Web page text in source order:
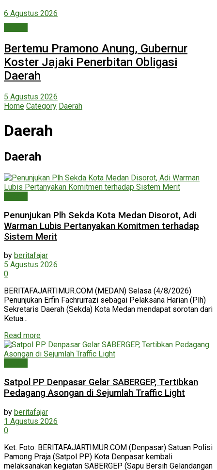
6 Agustus 2026
Bertemu Pramono Anung, Gubernur
Koster Jajaki Penerbitan Obligasi
Daerah
5 Agustus 2026
Home Category Daerah
Daerah
Daerah
Penunjukan Plh Sekda Kota Medan Disorot, Adi
Warman Lubis Pertanyakan Komitmen terhadap
Sistem Merit
by beritafajar
5 Agustus 2026
0
BERITAFAJARTIMUR.COM (MEDAN) Selasa (4/8/2026)
Penunjukan Erfin Fachrurrazi sebagai Pelaksana Harian (Plh)
Sekretaris Daerah (Sekda) Kota Medan mendapat sorotan dari
Ketua...
Read more
Satpol PP Denpasar Gelar SABERGEP, Tertibkan
Pedagang Asongan di Sejumlah Traffic Light
by beritafajar
1 Agustus 2026
0
Ket. Foto: BERITAFAJARTIMUR.COM (Denpasar) Satuan Polisi
Pamong Praja (Satpol PP) Kota Denpasar kembali
melaksanakan kegiatan SABERGEP (Sapu Bersih Gelandangan